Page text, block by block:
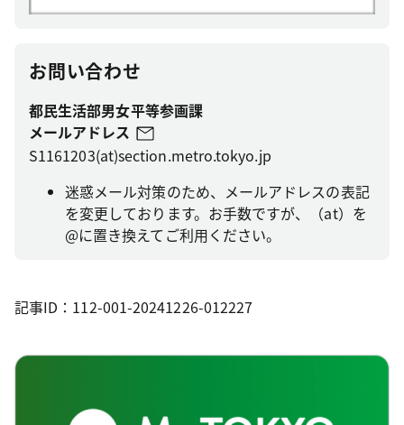
お問い合わせ
都民生活部男女平等参画課
メールアドレス
S1161203(at)section.metro.tokyo.jp
迷惑メール対策のため、メールアドレスの表記
を変更しております。お手数ですが、（at）を
@に置き換えてご利用ください。
記事ID：112-001-20241226-012227